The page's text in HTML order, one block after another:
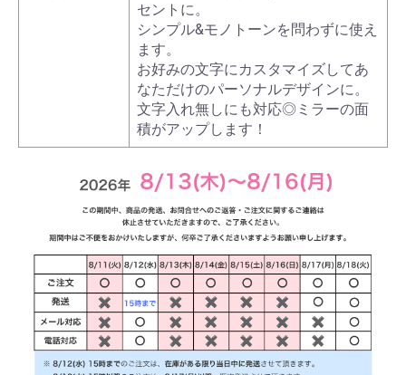
セントに。
シンプル&モノトーンを問わずに使え
ます。
お好みの文字にカスタマイズしてあ
なただけのパーソナルデザインに。
文字入れ無しにも対応◎ミラーの面
積がアップします！